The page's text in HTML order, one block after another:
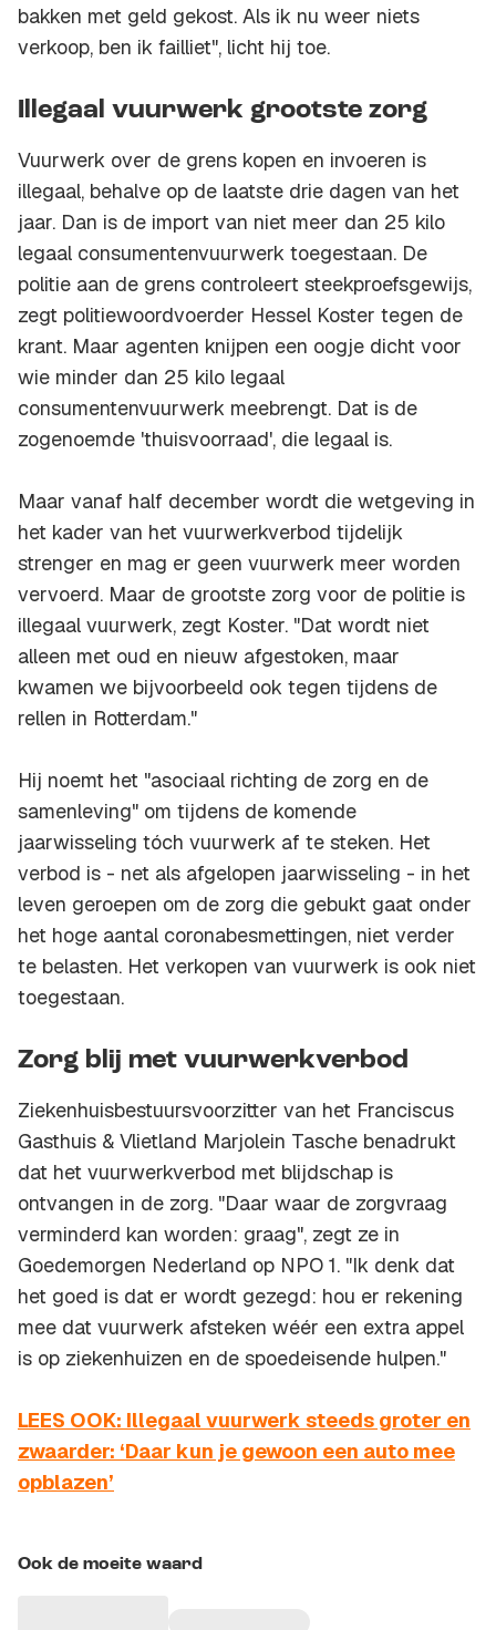
bakken met geld gekost. Als ik nu weer niets
verkoop, ben ik failliet", licht hij toe.
Illegaal vuurwerk grootste zorg
Vuurwerk over de grens kopen en invoeren is
illegaal, behalve op de laatste drie dagen van het
jaar. Dan is de import van niet meer dan 25 kilo
legaal consumentenvuurwerk toegestaan. De
politie aan de grens controleert steekproefsgewijs,
zegt politiewoordvoerder Hessel Koster tegen de
krant. Maar agenten knijpen een oogje dicht voor
wie minder dan 25 kilo legaal
consumentenvuurwerk meebrengt. Dat is de
zogenoemde 'thuisvoorraad', die legaal is.
Maar vanaf half december wordt die wetgeving in
het kader van het vuurwerkverbod tijdelijk
strenger en mag er geen vuurwerk meer worden
vervoerd. Maar de grootste zorg voor de politie is
illegaal vuurwerk, zegt Koster. "Dat wordt niet
alleen met oud en nieuw afgestoken, maar
kwamen we bijvoorbeeld ook tegen tijdens de
rellen in Rotterdam."
Hij noemt het "asociaal richting de zorg en de
samenleving" om tijdens de komende
jaarwisseling tóch vuurwerk af te steken. Het
verbod is - net als afgelopen jaarwisseling - in het
leven geroepen om de zorg die gebukt gaat onder
het hoge aantal coronabesmettingen, niet verder
te belasten. Het verkopen van vuurwerk is ook niet
toegestaan.
Zorg blij met vuurwerkverbod
Ziekenhuisbestuursvoorzitter van het Franciscus
Gasthuis & Vlietland Marjolein Tasche benadrukt
dat het vuurwerkverbod met blijdschap is
ontvangen in de zorg. "Daar waar de zorgvraag
verminderd kan worden: graag", zegt ze in
Goedemorgen Nederland op NPO 1. "Ik denk dat
het goed is dat er wordt gezegd: hou er rekening
mee dat vuurwerk afsteken wéér een extra appel
is op ziekenhuizen en de spoedeisende hulpen."
LEES OOK: Illegaal vuurwerk steeds groter en
zwaarder: ‘Daar kun je gewoon een auto mee
opblazen’
Ook de moeite waard